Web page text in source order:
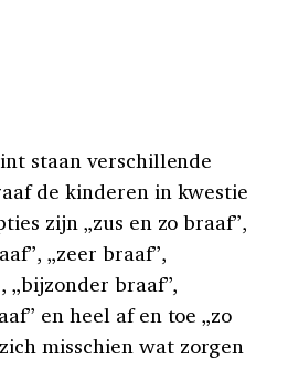
staan verschillende
de kinderen in kwestie
zijn „zus en zo braaf”,
„zeer braaf”,
„bijzonder braaf”,
en heel af en toe „zo
misschien wat zorgen